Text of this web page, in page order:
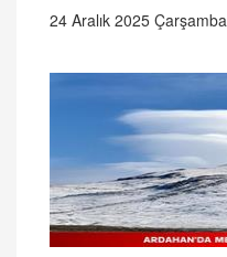
24 Aralık 2025 Çarşamba